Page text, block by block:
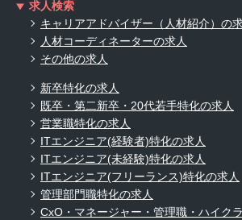
求人検索
キャリアアドバイザー（人材紹介）の
人材コーディネーターの求人
その他の求人
新卒特化の求人
既卒・第二新卒・20代若手特化の求人
営業職特化の求人
ITエンジニア(経験者)特化の求人
ITエンジニア(未経験)特化の求人
ITエンジニア(フリーランス)特化の求人
管理部門職特化の求人
CxO・マネージャー・管理職・ハイク